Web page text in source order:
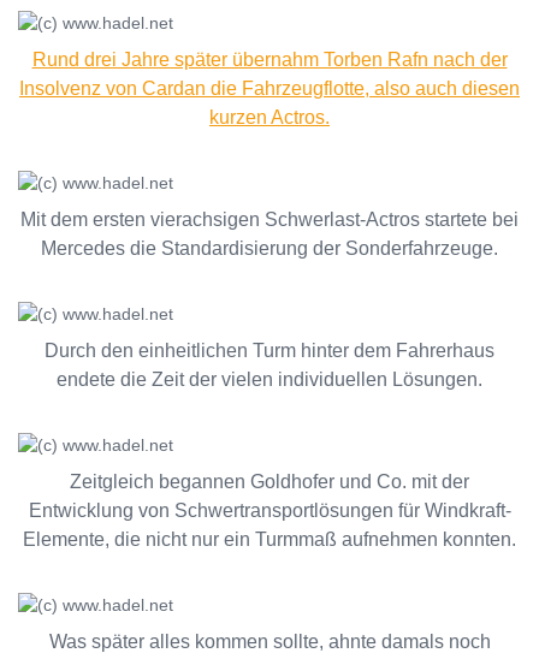
Rund drei Jahre später übernahm Torben Rafn nach der
Insolvenz von Cardan die Fahrzeugflotte, also auch diesen
kurzen Actros.
Mit dem ersten vierachsigen Schwerlast-Actros startete bei
Mercedes die Standardisierung der Sonderfahrzeuge.
Durch den einheitlichen Turm hinter dem Fahrerhaus
endete die Zeit der vielen individuellen Lösungen.
Zeitgleich begannen Goldhofer und Co. mit der
Entwicklung von Schwertransportlösungen für Windkraft-
Elemente, die nicht nur ein Turmmaß aufnehmen konnten.
Was später alles kommen sollte, ahnte damals noch